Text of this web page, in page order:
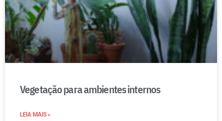
Vegetação para ambientes internos
LEIA MAIS »